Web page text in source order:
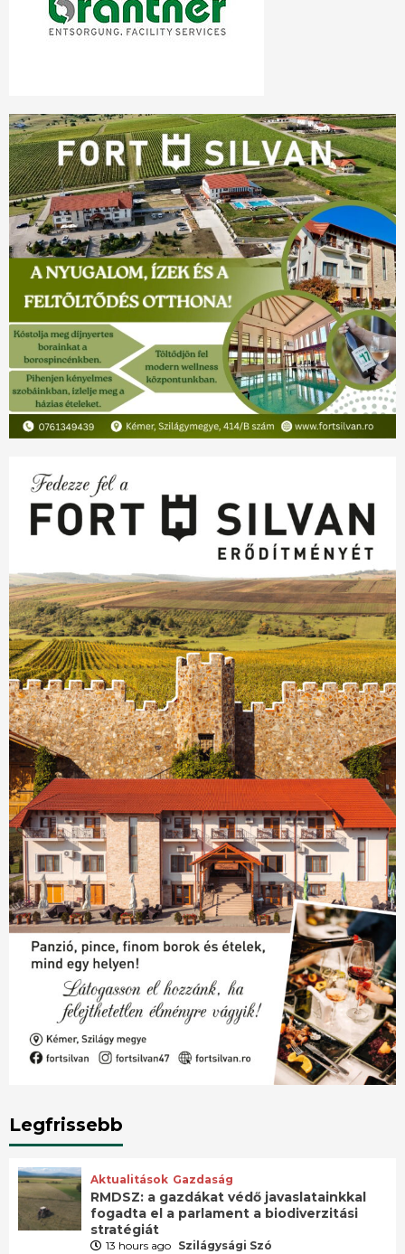
Legfrissebb
Aktualitások Gazdaság
RMDSZ: a gazdákat védő javaslatainkkal
fogadta el a parlament a biodiverzitási
stratégiát
13 hours ago Szilágysági Szó